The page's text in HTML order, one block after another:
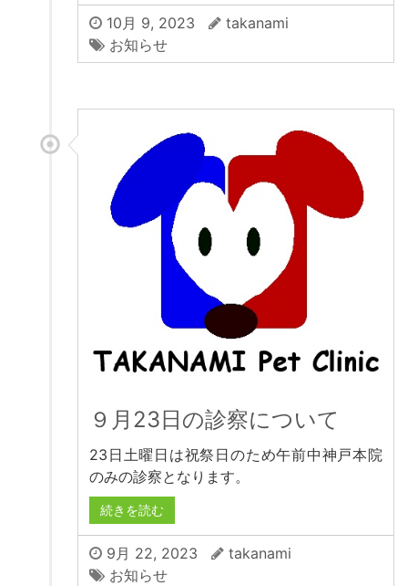
10月 9, 2023
takanami
お知らせ
９月23日の診察について
23日土曜日は祝祭日のため午前中神戸本院
のみの診察となります。
続きを読む
9月 22, 2023
takanami
お知らせ